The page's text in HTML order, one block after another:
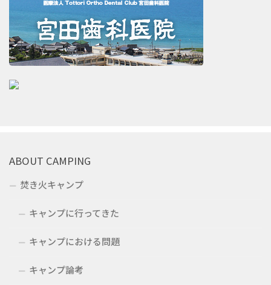
ABOUT CAMPING
焚き火キャンプ
キャンプに行ってきた
キャンプにおける問題
キャンプ論考